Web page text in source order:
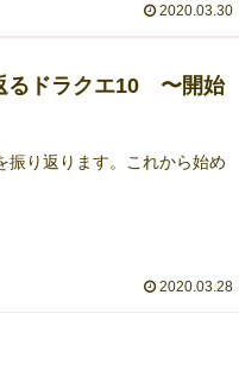
2020.03.30
るドラクエ10 〜開始
振り返ります。これから始め
2020.03.28